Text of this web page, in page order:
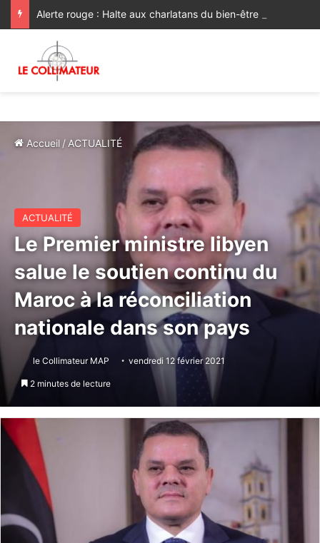
Alerte rouge : Halte aux charlatans du bien-être !
Accueil / ACTUALITÉ
ACTUALITÉ
Le Premier ministre libyen
salue le soutien continu du
Maroc à la réconciliation
nationale dans son pays
le Collimateur MAP vendredi 12 février 2021
2 minutes de lecture